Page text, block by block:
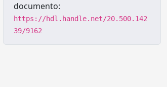
documento:
https://hdl.handle.net/20.500.142
39/9162